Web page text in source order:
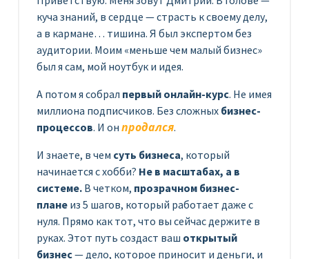
куча знаний, в сердце — страсть к своему делу,
а в кармане… тишина. Я был экспертом без
аудитории. Моим «меньше чем малый бизнес»
был я сам, мой ноутбук и идея.
А потом я собрал первый онлайн-курс. Не имея
миллиона подписчиков. Без сложных бизнес-
процессов. И он продался.
И знаете, в чем суть бизнеса, который
начинается с хобби? Не в масштабах, а в
системе. В четком, прозрачном бизнес-
плане из 5 шагов, который работает даже с
нуля. Прямо как тот, что вы сейчас держите в
руках. Этот путь создаст ваш открытый
бизнес— дело, которое приносит и деньги, и